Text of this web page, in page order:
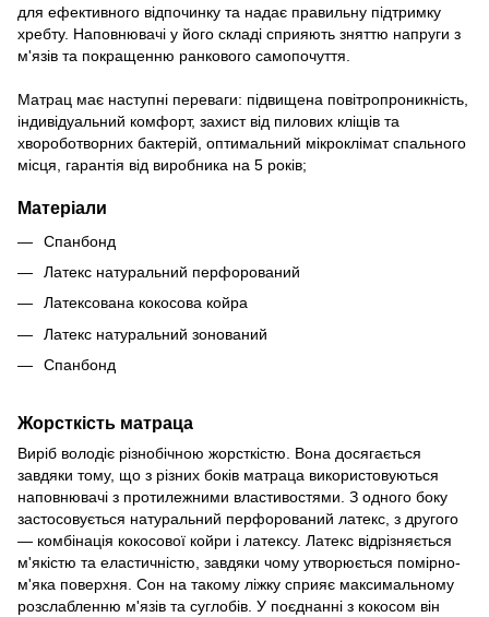
для ефективного відпочинку та надає правильну підтримку
хребту. Наповнювачі у його складі сприяють зняттю напруги з
м'язів та покращенню ранкового самопочуття.
Матрац має наступні переваги: підвищена повітропроникність,
індивідуальний комфорт, захист від пилових кліщів та
хвороботворних бактерій, оптимальний мікроклімат спального
місця, гарантія від виробника на 5 років;
Матеріали
Спанбонд
Латекс натуральний перфорований
Латексована кокосова койра
Латекс натуральний зонований
Спанбонд
Жорсткість матраца
Виріб володіє різнобічною жорсткістю. Вона досягається
завдяки тому, що з різних боків матраца використовуються
наповнювачі з протилежними властивостями. З одного боку
застосовується натуральний перфорований латекс, з другого
— комбінація кокосової койри і латексу. Латекс відрізняється
м'якістю та еластичністю, завдяки чому утворюється помірно-
м'яка поверхня. Сон на такому ліжку сприяє максимальному
розслабленню м'язів та суглобів. У поєднанні з кокосом він